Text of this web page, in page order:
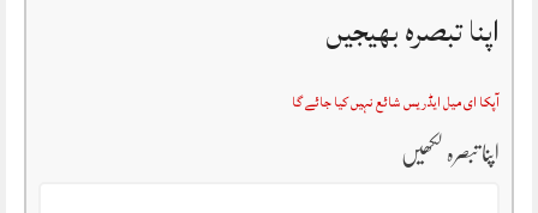
اپنا تبصرہ بھیجیں
آپکا ای میل ایڈریس شائع نہیں کیا جائے گا
اپنا تبصرہ لکھیں